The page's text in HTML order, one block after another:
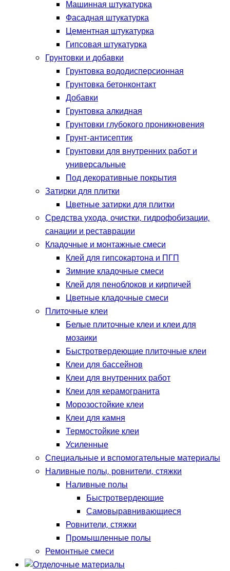
Машинная штукатурка
Фасадная штукатурка
Цементная штукатурка
Гипсовая штукатурка
Грунтовки и добавки
Грунтовка вододисперсионная
Грунтовка бетонконтакт
Добавки
Грунтовка алкидная
Грунтовки глубокого проникновения
Грунт-антисептик
Грунтовки для внутренних работ и
универсальные
Под декоративные покрытия
Затирки для плитки
Цветные затирки для плитки
Средства ухода, очистки, гидрофобизации,
санации и реставрации
Кладочные и монтажные смеси
Клей для гипсокартона и ПГП
Зимние кладочные смеси
Клей для пеноблоков и кирпичей
Цветные кладочные смеси
Плиточные клеи
Белые плиточные клеи и клеи для
мозаики
Быстротвердеющие плиточные клеи
Клеи для бассейнов
Клеи для внутренних работ
Клеи для керамогранита
Морозостойкие клеи
Клеи для камня
Термостойкие клеи
Усиленные
Специальные и вспомогательные материалы
Наливные полы, ровнители, стяжки
Наливные полы
Быстротвердеющие
Самовыравнивающиеся
Ровнители, стяжки
Промышленные полы
Ремонтные смеси